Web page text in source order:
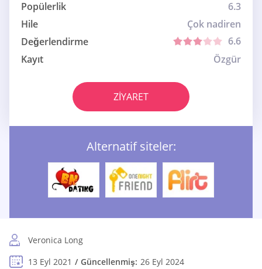
Popülerlik
6.3
Hile
Çok nadiren
Değerlendirme
6.6
Kayıt
Özgür
ZIYARET
Alternatif siteler:
Veronica Long
13 Eyl 2021
Güncellenmiş: 26 Eyl 2024